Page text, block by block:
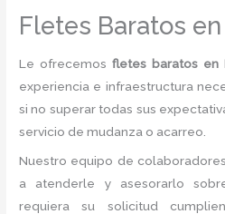
Fletes Baratos
Le ofrecemos fletes baratos en
experiencia e infraestructura
si no superar todas sus
servicio de mudanza o acarreo.
Nuestro equipo de
a atenderle y asesorarlo
requiera su solicitud